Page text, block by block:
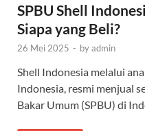
SPBU Shell
Siapa yang Beli?
26 Mei 2025 - byadmin
Shell Indonesia melalui
Indonesia, resmi menjual
Bakar Umum (SPBU) di